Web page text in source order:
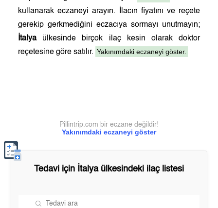
kullanarak eczaneyi arayın. İlacın fiyatını ve reçete
gerekip gerkmediğini eczacıya sormayı unutmayın;
İtalyaülkesinde birçok ilaç kesin olarak doktor
reçetesine göre satılır. Yakınımdaki eczaneyi göster.
Yakınımdaki eczaneyi göster
Pillintrip.com bir eczane değildir!
Tedavi için İtalyaülkesindeki ilaç listesi